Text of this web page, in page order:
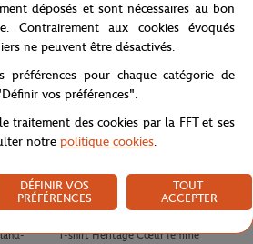
75,00 €
NOUVEAU
ROLAND GARROS 37,00 €
T-shirt Heritage Cœur femme
déposés et sont nécessaires au bon
Contrairement aux cookies évoqués
ne peuvent être désactivés.
préférences pour chaque catégorie de
vos préférences".
traitement des cookies par la FFT et ses
notre politique cookies.
DÉFINIR VOS
PRÉFÉRENCES
TOUT
ACCEPTER